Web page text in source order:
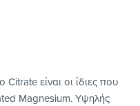
Citrate είναι οι ίδιες που
Magnesium. Yψηλής